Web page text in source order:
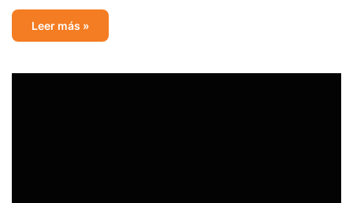
Leer más »